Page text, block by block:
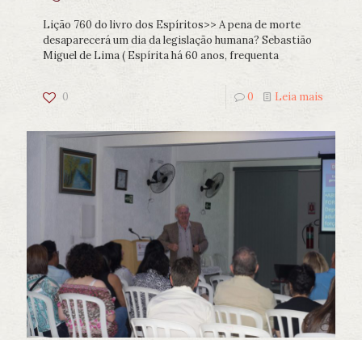
Lição 760 do livro dos Espíritos>> A pena de morte
desaparecerá um dia da legislação humana? Sebastião
Miguel de Lima ( Espírita há 60 anos, frequenta
0 0 Leia mais